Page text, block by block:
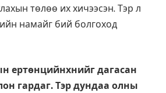
төлөө их хичээсэн. Тэр л
намайг бий болгоход
ертөнцийнхнийг дагасан
гардаг. Тэр дундаа олны